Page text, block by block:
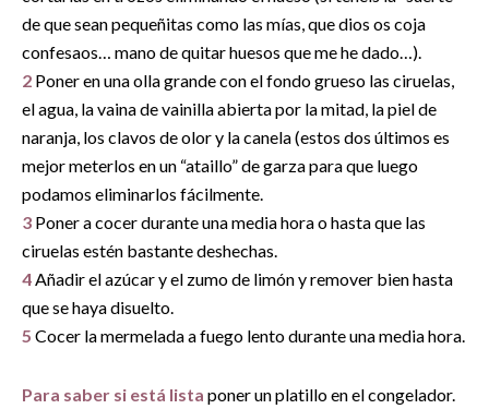
de que sean pequeñitas como las mías, que dios os coja
confesaos… mano de quitar huesos que me he dado…).
2 Poner en una olla grande con el fondo grueso las ciruelas,
el agua, la vaina de vainilla abierta por la mitad, la piel de
naranja, los clavos de olor y la canela (estos dos últimos es
mejor meterlos en un “ataillo” de garza para que luego
podamos eliminarlos fácilmente.
3 Poner a cocer durante una media hora o hasta que las
ciruelas estén bastante deshechas.
4Añadir el azúcar y el zumo de limón y remover bien hasta
que se haya disuelto.
5 Cocer la mermelada a fuego lento durante una media hora.
Para saber si está lista poner un platillo en el congelador.